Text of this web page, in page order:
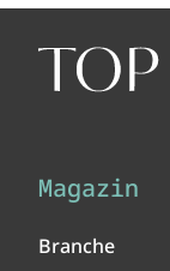
Magazin
Branche